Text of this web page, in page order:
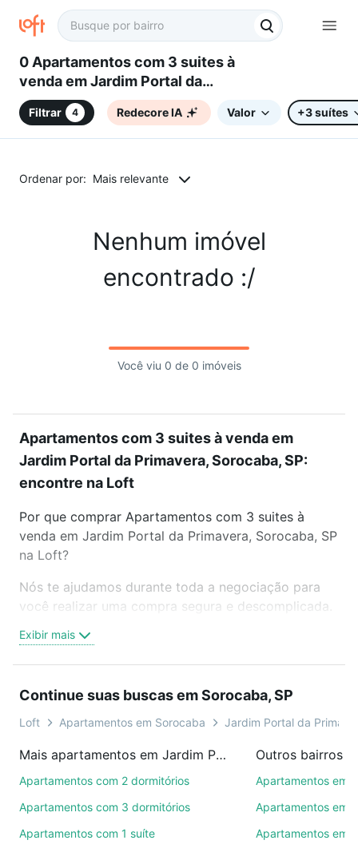
0 Apartamentos com 3 suites à
venda em Jardim Portal da
Primavera, Sorocaba, SP
Filtrar 4 Redecore IA Valor +3 suítes
Ordenar por: Mais relevante
Nenhum imóvel
encontrado :/
Você viu 0 de 0 imóveis
Apartamentos com 3 suites à venda em
Jardim Portal da Primavera, Sorocaba, SP:
encontre na Loft
Por que comprar Apartamentos com 3 suites à
venda em Jardim Portal da Primavera, Sorocaba, SP
na Loft?
Nós te ajudamos durante toda a negociação para
você realizar uma compra segura e descomplicada.
trabalho e do metrô, aqui você vai encontrar a
oferta ideal de Apartamentos com 3 suites à venda
conquistar seu sonho. Agende uma visita presencial
ou por videochamada, é grátis, sem compromisso e
imobiliárias te ajudando na compra, venda ou troca
de imóveis.
Como escolher um imóvel?
Use barra de busca no topo para pesquisar por
Exibir mais
Continue suas buscas em Sorocaba, SP
Loft Apartamentos em Sorocaba Jardim Portal da
Mais apartamentos em Jardim Portal da Primavera
Apartamentos com 2 dormitórios
Apartamentos com 3 dormitórios
Apartamentos com 1 suíte
Outros bairros
Apartamentos em
Apartamentos em
Apartamentos em